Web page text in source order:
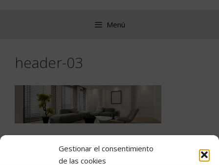
Gestionar el consentimiento
de las cookies
Menú
header-03